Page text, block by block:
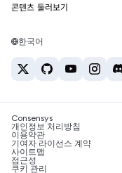
웹3 서비스
고객 지원
채용
테더 가격
USDT를 INR로 환전
BTC를 INR로 환전
ETH를 USDT로 환전
ETH 매수
USDT 매수
SHIB 매수
BNB 매수
콘텐츠 둘러보기
솔라나 지갑
암호화폐 세금 뉴스
암호화폐 매수 방법
비트코인 매도 방법
한국어
Consensys
개인정보 처리방침
이용약관
기여자 라이선스 계약
사이트맵
접근성
쿠키 관리